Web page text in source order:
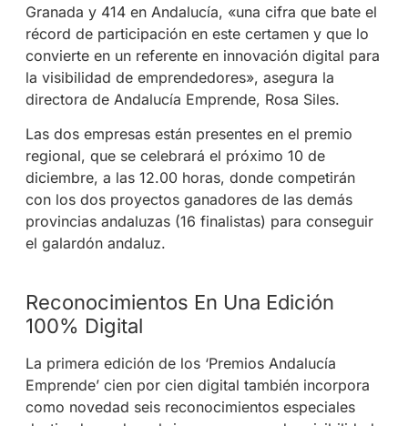
Granada y 414 en Andalucía, «una cifra que bate el
récord de participación en este certamen y que lo
convierte en un referente en innovación digital para
la visibilidad de emprendedores», asegura la
directora de Andalucía Emprende, Rosa Siles.
Las dos empresas están presentes en el premio
regional, que se celebrará el próximo 10 de
diciembre, a las 12.00 horas, donde competirán
con los dos proyectos ganadores de las demás
provincias andaluzas (16 finalistas) para conseguir
el galardón andaluz.
Reconocimientos En Una Edición
100% Digital
La primera edición de los ‘Premios Andalucía
Emprende’ cien por cien digital también incorpora
como novedad seis reconocimientos especiales